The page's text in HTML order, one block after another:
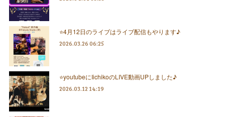
⭐️4月12日のライブはライブ配信もやります♪
2026.03.26 06:25
⭐️youtubeにIichikoのLIVE動画UPしました♪
2026.03.12 14:19